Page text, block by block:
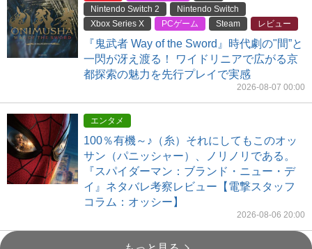
Nintendo Switch 2
Nintendo Switch
Xbox Series X
PCゲーム Steam レビュー
『鬼武者 Way of the Sword』時代劇の"間”と
一閃が冴え渡る！ ワイドリニアで広がる京
都探索の魅力を先行プレイで実感
2026-08-07 00:00
エンタメ
100％有機～♪（糸）それにしてもこのオッ
サン（パニッシャー）、ノリノリである。
『スパイダーマン：ブランド・ニュー・デ
イ』ネタバレ考察レビュー【電撃スタッフ
コラム：オッシー】
2026-08-06 20:00